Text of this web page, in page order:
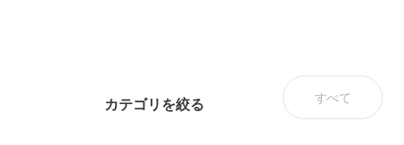
カテゴリを絞る すべて